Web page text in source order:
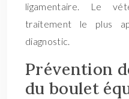
ligamentaire. Le
traitement le plus
diagnostic.
Prévention
du boulet